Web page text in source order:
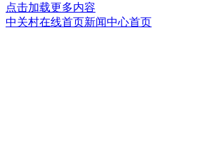
点击加载更多内容
中关村在线首页新闻中心首页